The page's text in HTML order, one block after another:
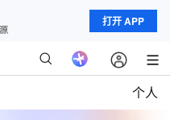
打开 APP
个人